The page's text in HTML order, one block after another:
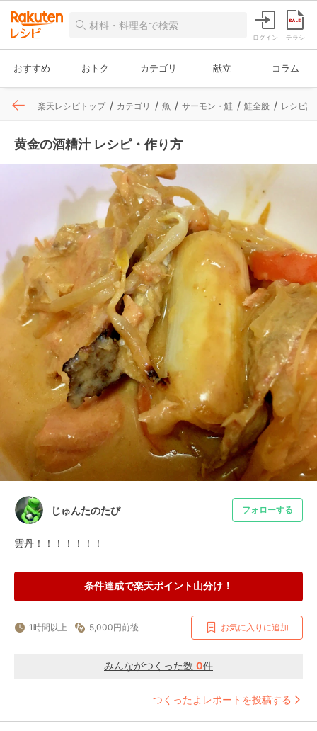
ログイン チラシ
おすすめ おトク カテゴリ 献立 コラム
楽天レシピトップ カテゴリ 魚 サーモン・鮭 鮭全般 レシピ詳
黄金の酒糟汁 レシピ・作り方
じゅんたのたび フォローする
雲丹！！！！！！！
条件達成で楽天ポイント山分け！
1時間以上 5,000円前後 お気に入りに追加
みんながつくった数 0件
つくったよレポートを投稿する